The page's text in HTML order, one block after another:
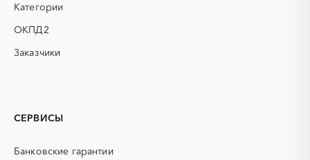
Категории
ОКПД2
Заказчики
СЕРВИСЫ
Банковские гарантии